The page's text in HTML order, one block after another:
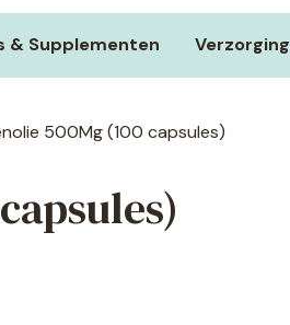
& Supplementen Verzorging
500Mg (100 capsules)